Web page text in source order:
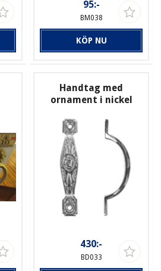
95:-
BM038
KÖP NU
Handtag med
ornament i nickel
430:-
BD033